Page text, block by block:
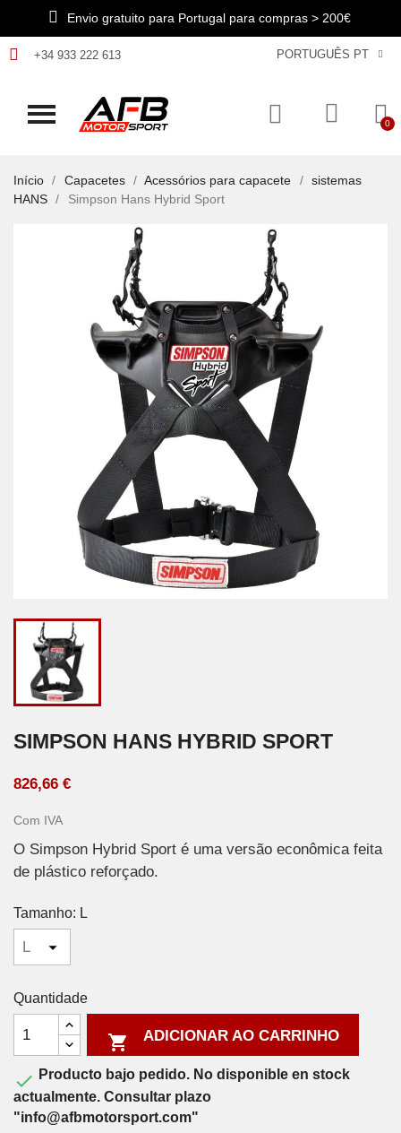
Envio gratuito para Portugal para compras > 200€
+34 933 222 613 PORTUGUÊS PT
Início Capacetes Acessórios para capacete
sistemas
HANS
Simpson Hans Hybrid Sport
SIMPSON HANS HYBRID SPORT
826,66 €
Com IVA
O Simpson Hybrid Sport é uma versão econômica feita
de plástico reforçado.
Tamanho: L
Quantidade
 ADICIONAR AO CARRINHO
 Producto bajo pedido. No disponible en stock
actualmente. Consultar plazo
"info@afbmotorsport.com"